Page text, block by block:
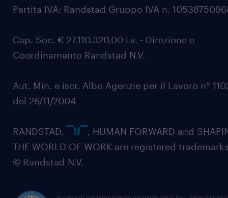
Partita IVA: Randstad Gruppo IVA n.
Cap. Soc. € 27.110.320,00 i.v. - Direzione e
Coordinamento Randstad N.V.
Aut. Min. e iscr. Albo Agenzie per il Lavoro n°
del 26/11/2004
RANDSTAD,
, HUMAN FORWARD and
THE WORLD OF WORK are registered
© Randstad N.V.